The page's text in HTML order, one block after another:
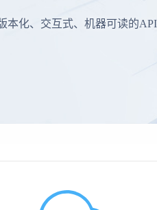
本化、交互式、机器可读的